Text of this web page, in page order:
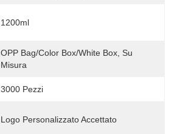
1200ml
OPP Bag/Color Box/White Box, Su
Misura
3000 Pezzi
Logo Personalizzato Accettato